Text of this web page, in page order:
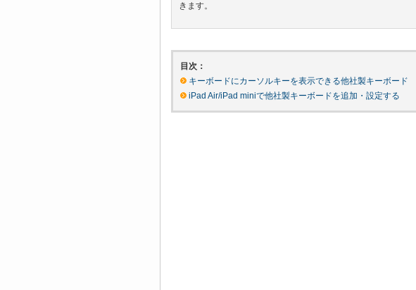
きます。
目次：
キーボードにカーソルキーを表示できる他社製キーボード
iPad Air/iPad miniで他社製キーボードを追加・設定する